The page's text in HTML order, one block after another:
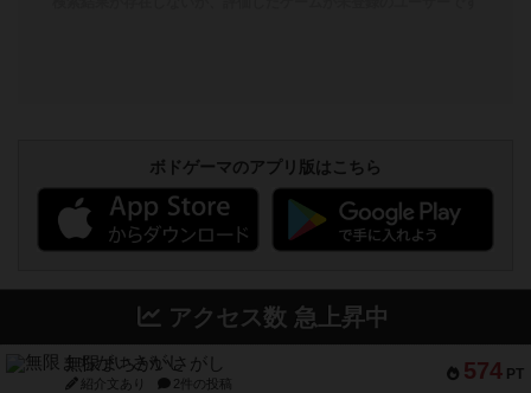
ボドゲーマのアプリ版はこちら
アクセス数 急上昇中
574 PT
無限まちがいさがし
紹介文あり 2件の投稿